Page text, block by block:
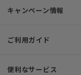
キャンペーン情報
ご利用ガイド
便利なサービス